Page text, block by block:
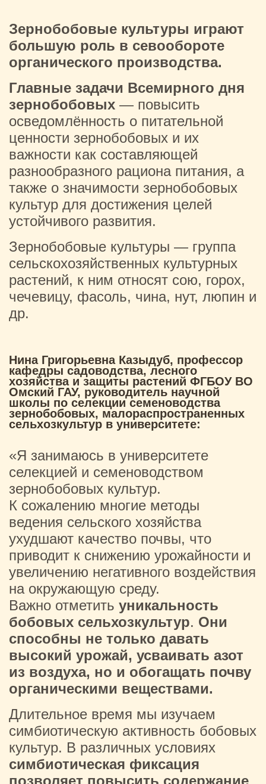
Зернобобовые культуры играют
большую роль в севообороте
органического производства.
Главные задачи Всемирного дня
зернобобовых — повысить
осведомлённость о питательной
ценности зернобобовых и их
важности как составляющей
разнообразного рациона питания, а
также о значимости зернобобовых
культур для достижения целей
устойчивого развития.
Зернобобовые культуры — группа
сельскохозяйственных культурных
растений, к ним относят сою, горох,
чечевицу, фасоль, чина, нут, люпин и
др.
Нина Григорьевна Казыдуб, профессор
кафедры садоводства, лесного
хозяйства и защиты растений ФГБОУ ВО
Омский ГАУ, руководитель научной
школы по селекции семеноводства
зернобобовых, малораспространенных
сельхозкультур в университете:
«Я занимаюсь в университете
селекцией и семеноводством
зернобобовых культур.
К сожалению многие методы
ведения сельского хозяйства
ухудшают качество почвы, что
приводит к снижению урожайности и
увеличению негативного воздействия
на окружающую среду.
Важно отметить уникальность
бобовых сельхозкультур. Они
способны не только давать
высокий урожай, усваивать азот
из воздуха, но и обогащать почву
органическими веществами.
Длительное время мы изучаем
симбиотическую активность бобовых
культур. В различных условиях
симбиотическая фиксация
позволяет повысить содержание